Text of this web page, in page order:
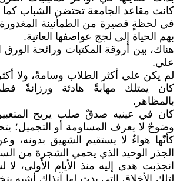
كانت مقاعد الجامعة تحتضن الشباب كما
في لحظةٍ قصيرة من الطمأنينة
بهم الحياة إلى لجج عواصفها العاتية.
هناك، بين أروقة المكتبات ورائحة الورق
علي.
لم يكن علي أكثر الطلاب وسامةً، ولا
كان يمتلك مهابةً هادئة ورزانةً
بالمظاهر.
كان في عينيه صدقٌ صلب يريح
وضوحٌ لا يعرف المساومة أو التجميل؛
كأنّها هواءٌ لا يستقيم الشهيق بدونه،
الجذر الوحيد الذي يحمي الشجرة من
انجذبت هدى إليه منذ الأيام الأولى،